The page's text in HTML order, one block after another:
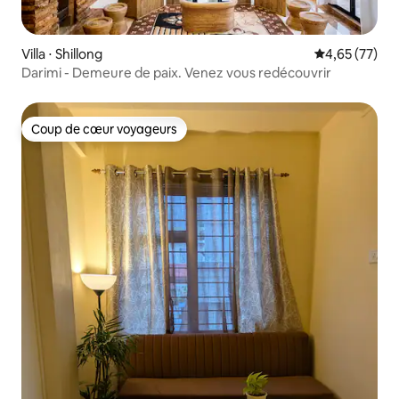
Villa ⋅ Shillong Évaluation
4,65 (77)
Darimi - Demeure de paix. Venez vous redécouvrir
Coup de cœur voyageurs
Coup de cœur voyageurs